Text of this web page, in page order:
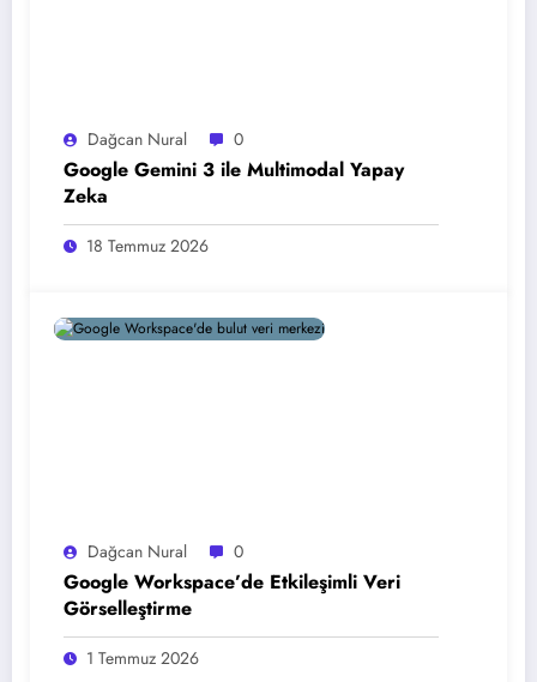
Dağcan Nural 0
Google Gemini 3 ile Multimodal Yapay
Zeka
18 Temmuz 2026
Dağcan Nural 0
Google Workspace’de Etkileşimli Veri
Görselleştirme
1 Temmuz 2026